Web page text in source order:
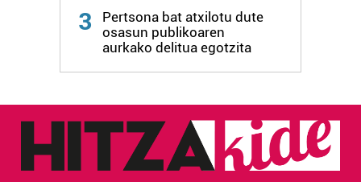
zure baimena Cookieen adierazpenean.
Webgune honek cookie propioak eta hirugarrenen cookie-
baliatzen gara. Ohar hau onartuz gero, teknologia hori
erabiltzeko baimen esplizitua ematen diguzu.Gehiago
irakurri
3
Pertsona bat atxilotu dute
osasun publikoaren
aurkako delitua egotzita